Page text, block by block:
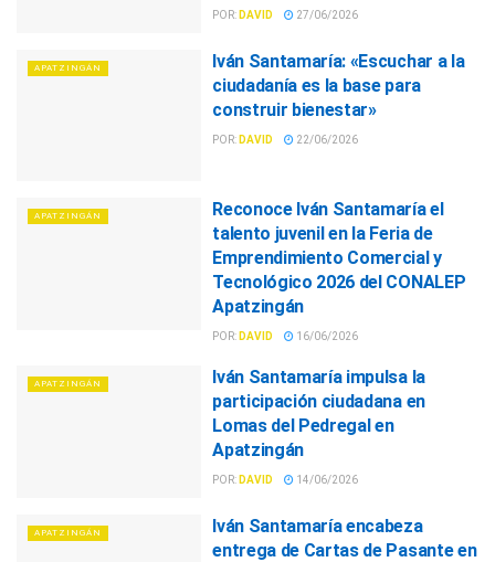
POR: DAVID 27/06/2026
APATZINGÁN
Iván Santamaría: «Escuchar a la
ciudadanía es la base para
construir bienestar»
POR: DAVID 22/06/2026
APATZINGÁN
Reconoce Iván Santamaría el
talento juvenil en la Feria de
Emprendimiento Comercial y
Tecnológico 2026 del CONALEP
Apatzingán
POR: DAVID 16/06/2026
APATZINGÁN
Iván Santamaría impulsa la
participación ciudadana en
Lomas del Pedregal en
Apatzingán
POR: DAVID 14/06/2026
APATZINGÁN
Iván Santamaría encabeza
entrega de Cartas de Pasante en